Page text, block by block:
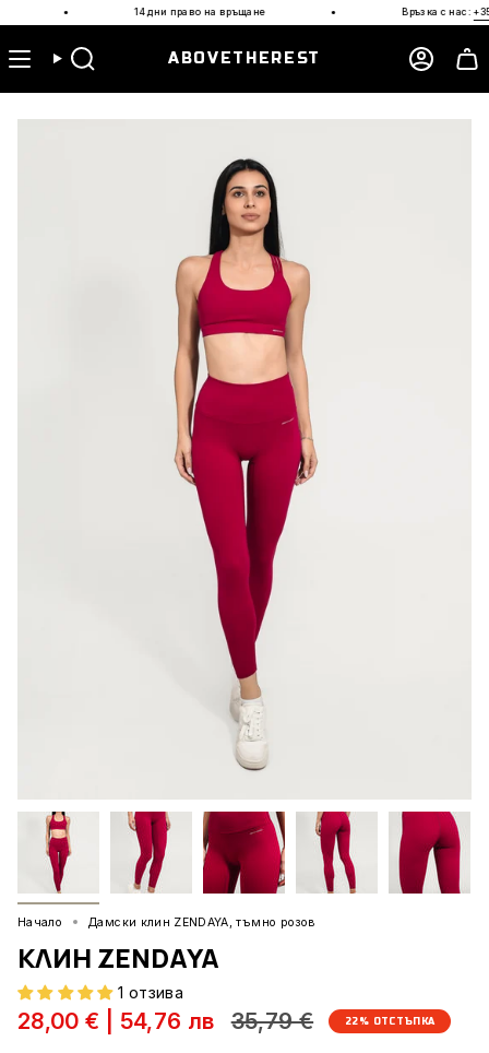
Прескочи
към
съдържанието
14 дни право на връщане Връзка с нас:+359 87
Търсене ABOVETHEREST
Начало Дамски клин ZENDAYA, тъмно розов
КЛИН ZENDAYA
1 отзива
28,00 € 54,76 лв Редовна
35,79 € 22% ОТСТЪПКА